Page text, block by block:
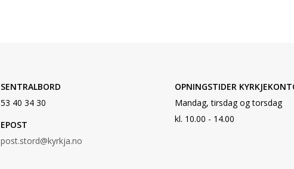
SENTRALBORD
53 40 34 30
EPOST
post.stord@kyrkja.no
OPNINGSTIDER
Mandag, tirsdag og torsdag
kl. 10.00 - 14.00